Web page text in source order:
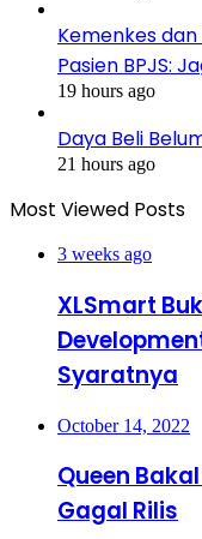
Kemenkes dan
Pasien BPJS:
19 hours ago
Daya Beli
21 hours ago
Most Viewed Posts
3 weeks ago
XLSmart
Syaratnya
October 14, 2022
Queen
Gagal Rilis